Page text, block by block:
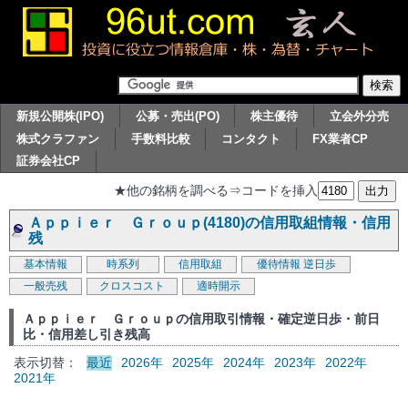
新規公開株(IPO) 公募・売出(PO) 株主優待
立会外分売
株式クラファン
手数料比較 コンタクト
FX業者CP
証券会社CP
★他の銘柄を調べる⇒コードを挿入
Ａｐｐｉｅｒ Ｇｒｏｕｐ(4180)の信用取組情報・信用
残
基本情報 時系列 信用取組 優待情報 逆日歩
一般売残
クロスコスト 適時開示
Ａｐｐｉｅｒ Ｇｒｏｕｐの信用取引情報・確定逆日歩・前日
比・信用差し引き残高
表示切替：
最近 2026年 2025年 2024年 2023年
2022年
2021年